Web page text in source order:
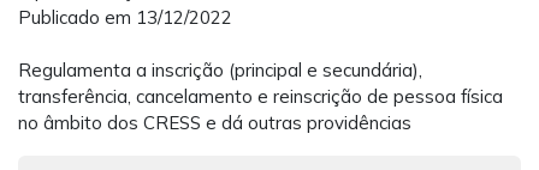
Publicado em 13/12/2022
Regulamenta a inscrição (principal e secundária),
transferência, cancelamento e reinscrição de pessoa física
no âmbito dos CRESS e dá outras providências